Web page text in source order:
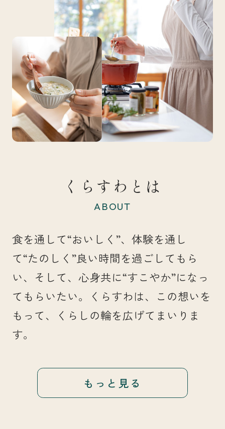
くらすわとは
ABOUT
食を通して“おいしく”、体験を通し
て“たのしく”良い時間を過ごしてもら
い、そして、心身共に“すこやか”になっ
てもらいたい。くらすわは、この想いを
もって、くらしの輪を広げてまいりま
す。
もっと見る